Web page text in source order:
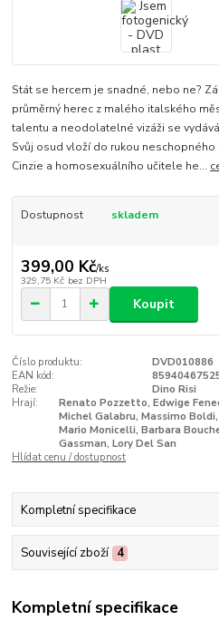
Stát se hercem je snadné, nebo ne?
průměrný herec z malého italského
talentu a neodolatelné vizáži se
Svůj osud vloží do rukou
Cinzie a homosexuálního učitele he...
Dostupnost skladem
399,00 Kč/ks
329,75 Kč bez DPH
Koupit
Číslo produktu:
DVD010886
EAN kód:
Režie:
Dino Risi
Hrají:
Renato Pozzetto, Edwige
Michel Galabru, Massimo
Mario Monicelli, Barbara
Gassman, Lory Del San
Hlídat cenu / dostupnost
Kompletní specifikace
Související zboží 4
Kompletní specifikace